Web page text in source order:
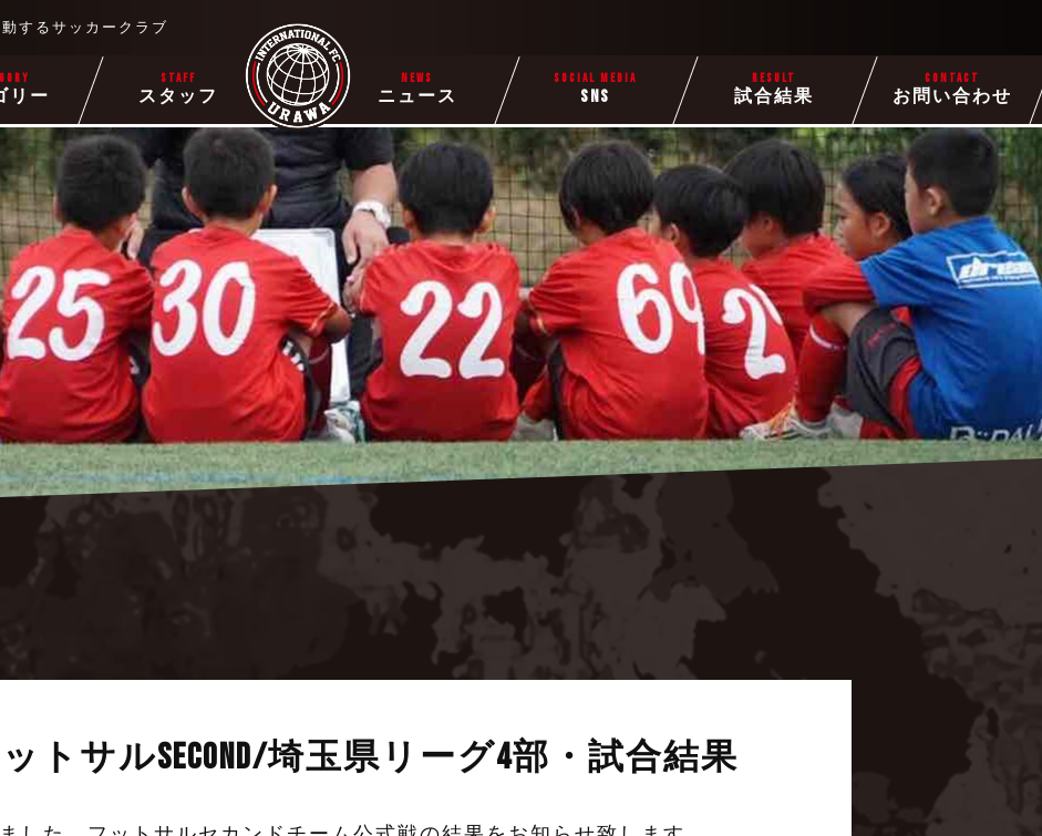
するサッカークラブ
リー スタッフ
STAFF
ニュース
NEWS
SNS
SOCIAL MEDIA
試合結果
RESULT
お問い合わせ
CONTACT
トサルSecond/埼玉県リーグ4部・試合結果